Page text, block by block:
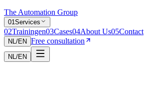
The Automation Group
01Services
02Trainingen03Cases04About Us05Contact
NL/EN Free consultation
NL/EN